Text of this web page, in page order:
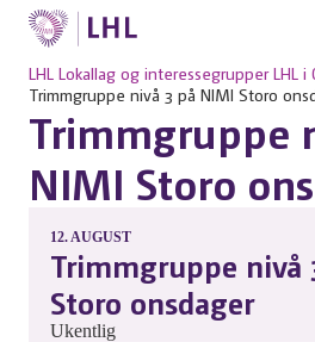
LHL Lokallag og interessegrupper LHL i
Trimmgruppe nivå 3 på NIMI Storo
Trimmgruppe
NIMI Storo
12.AUGUST
Trimmgruppe nivå
Storo onsdager
Ukentlig